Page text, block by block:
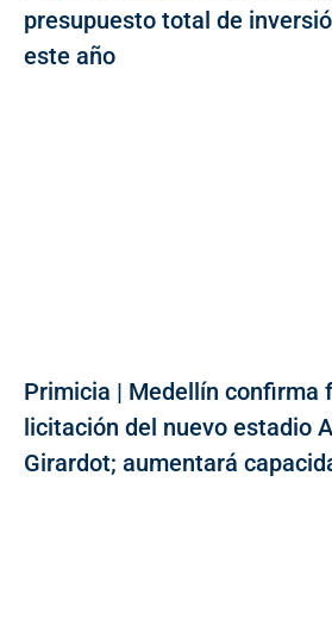
presupuesto total de
este año
Primicia | Medellín confirma
licitación del nuevo estadio
Girardot; aumentará